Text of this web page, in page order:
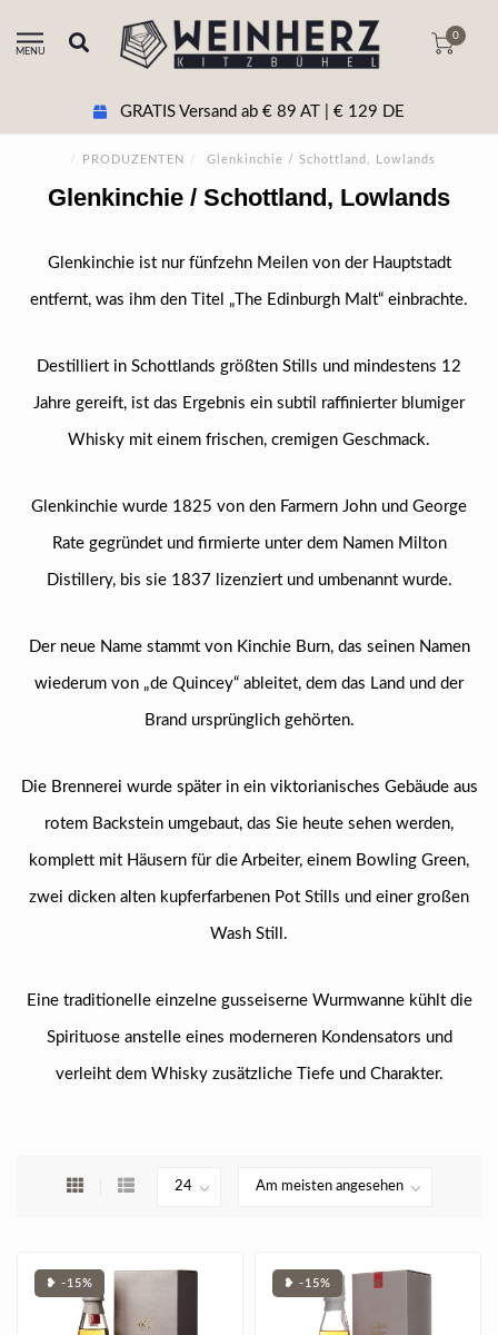
MENU
0
GRATIS Versand ab € 89 AT | € 129 DE
/ PRODUZENTEN / Glenkinchie / Schottland, Lowlands
Glenkinchie / Schottland, Lowlands
Glenkinchie ist nur fünfzehn Meilen von der Hauptstadt
entfernt, was ihm den Titel „The Edinburgh Malt“ einbrachte.
Destilliert in Schottlands größten Stills und mindestens 12
Jahre gereift, ist das Ergebnis ein subtil raffinierter blumiger
Whisky mit einem frischen, cremigen Geschmack.
Glenkinchie wurde 1825 von den Farmern John und George
Rate gegründet und firmierte unter dem Namen Milton
Distillery, bis sie 1837 lizenziert und umbenannt wurde.
Der neue Name stammt von Kinchie Burn, das seinen Namen
wiederum von „de Quincey“ ableitet, dem das Land und der
Brand ursprünglich gehörten.
Die Brennerei wurde später in ein viktorianisches Gebäude aus
rotem Backstein umgebaut, das Sie heute sehen werden,
komplett mit Häusern für die Arbeiter, einem Bowling Green,
zwei dicken alten kupferfarbenen Pot Stills und einer großen
Wash Still.
Eine traditionelle einzelne gusseiserne Wurmwanne kühlt die
Spirituose anstelle eines moderneren Kondensators und
verleiht dem Whisky zusätzliche Tiefe und Charakter.
❥ -15% ❥ -15%